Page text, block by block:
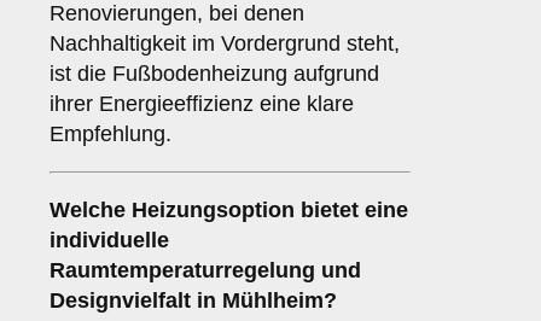
Renovierungen, bei denen
Nachhaltigkeit im Vordergrund steht,
ist die Fußbodenheizung aufgrund
ihrer Energieeffizienz eine klare
Empfehlung.
Welche Heizungsoption bietet eine
individuelle
Raumtemperaturregelung und
Designvielfalt in Mühlheim?